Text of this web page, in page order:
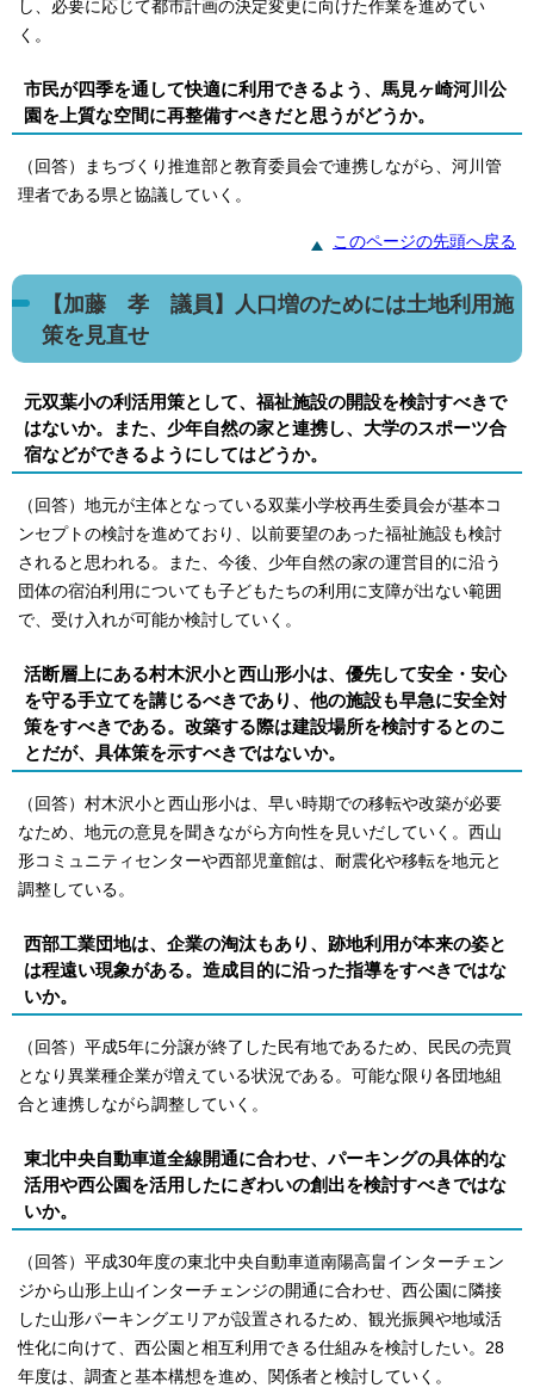
し、必要に応じて都市計画の決定変更に向けた作業を進めてい
く。
市民が四季を通して快適に利用できるよう、馬見ヶ崎河川公
園を上質な空間に再整備すべきだと思うがどうか。
（回答）まちづくり推進部と教育委員会で連携しながら、河川管
理者である県と協議していく。
このページの先頭へ戻る
【加藤 孝 議員】人口増のためには土地利用施
策を見直せ
元双葉小の利活用策として、福祉施設の開設を検討すべきで
はないか。また、少年自然の家と連携し、大学のスポーツ合
宿などができるようにしてはどうか。
（回答）地元が主体となっている双葉小学校再生委員会が基本コ
ンセプトの検討を進めており、以前要望のあった福祉施設も検討
されると思われる。また、今後、少年自然の家の運営目的に沿う
団体の宿泊利用についても子どもたちの利用に支障が出ない範囲
で、受け入れが可能か検討していく。
活断層上にある村木沢小と西山形小は、優先して安全・安心
を守る手立てを講じるべきであり、他の施設も早急に安全対
策をすべきである。改築する際は建設場所を検討するとのこ
とだが、具体策を示すべきではないか。
（回答）村木沢小と西山形小は、早い時期での移転や改築が必要
なため、地元の意見を聞きながら方向性を見いだしていく。西山
形コミュニティセンターや西部児童館は、耐震化や移転を地元と
調整している。
西部工業団地は、企業の淘汰もあり、跡地利用が本来の姿と
は程遠い現象がある。造成目的に沿った指導をすべきではな
いか。
（回答）平成5年に分譲が終了した民有地であるため、民民の売買
となり異業種企業が増えている状況である。可能な限り各団地組
合と連携しながら調整していく。
東北中央自動車道全線開通に合わせ、パーキングの具体的な
活用や西公園を活用したにぎわいの創出を検討すべきではな
いか。
（回答）平成30年度の東北中央自動車道南陽高畠インターチェン
ジから山形上山インターチェンジの開通に合わせ、西公園に隣接
した山形パーキングエリアが設置されるため、観光振興や地域活
性化に向けて、西公園と相互利用できる仕組みを検討したい。28
年度は、調査と基本構想を進め、関係者と検討していく。